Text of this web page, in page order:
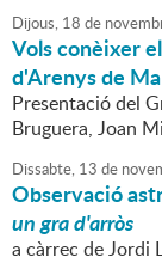
Dijous, 18 de
Vols conèixer
d'Arenys de
Presentació del
Bruguera, Joan
Dissabte, 13 de
Observació
un gra d'arròs
a càrrec de Jordi